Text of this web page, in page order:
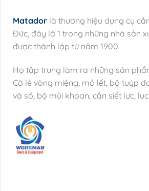
Matador là thương hiệu dụng cụ
Đức, đây là 1 trong những nhà sản
được thành lập từ năm 1900.
Họ tập trung làm ra những sản
Cờ lê vòng miệng, mỏ lết, bộ tuýp
và số, bộ mũi khoan, cần siết lực,